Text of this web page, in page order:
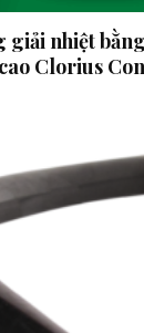
giải nhiệt
Clorius